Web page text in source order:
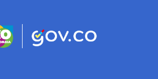
Logo marca Colombia